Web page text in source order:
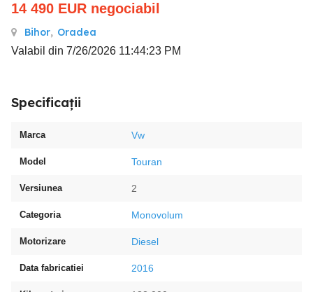
14 490 EUR negociabil
Bihor, Oradea
Valabil din 7/26/2026 11:44:23 PM
Specificații
Marca Vw
Model Touran
Versiunea 2
Categoria Monovolum
Motorizare Diesel
Data fabricatiei 2016